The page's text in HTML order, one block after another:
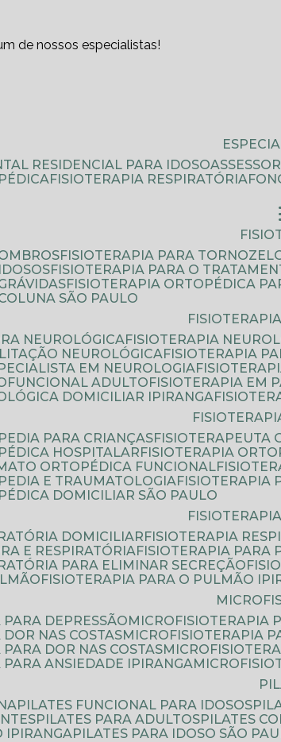
de nossos especialistas!
RESIDENCIAL PARA IDOSO
FISIOTERAPIA RESPIRATÓRIA
FISIOTERAPIA PARA
FISIOTERAPIA PARA O
FISIOTERAPIA ORTOPÉDICA
SÃO PAULO
NEUROLÓGICA
FISIOTERAPIA
NEUROLÓGICA
FISIOTERAPIA
EM NEUROLOGIA
ADULTO
FISIOTERAPIA EM
DOMICILIAR IPIRANGA
PARA CRIANÇAS
HOSPITALAR
FISIOTERAPIA
ORTOPÉDICA FUNCIONAL
E TRAUMATOLOGIA
FISIOTERAPIA
DOMICILIAR SÃO PAULO
DOMICILIAR
FISIOTERAPIA
E RESPIRATÓRIA
FISIOTERAPIA PARA
PARA ELIMINAR SECREÇÃO
FISIOTERAPIA PARA O PULMÃO
PARA DEPRESSÃO
DOR NAS COSTAS
MICROFISIOTERAPIA
PARA DOR NAS COSTAS
PARA ANSIEDADE IPIRANGA
PILATES FUNCIONAL PARA IDOSOS
PILATES PARA ADULTOS PILATES
IPIRANGA
PILATES PARA IDOSO SÃO